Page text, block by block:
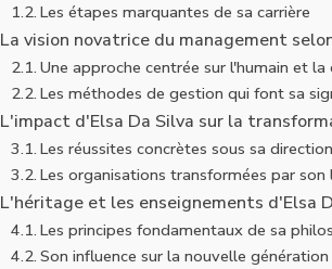
Les étapes marquantes de sa carrière
La vision novatrice du management
Une approche centrée sur l'humain et
Les méthodes de gestion qui font sa
L'impact d'Elsa Da Silva sur la
Les réussites concrètes sous sa direction
Les organisations transformées par son
L'héritage et les enseignements d'Elsa
Les principes fondamentaux de sa
Son influence sur la nouvelle